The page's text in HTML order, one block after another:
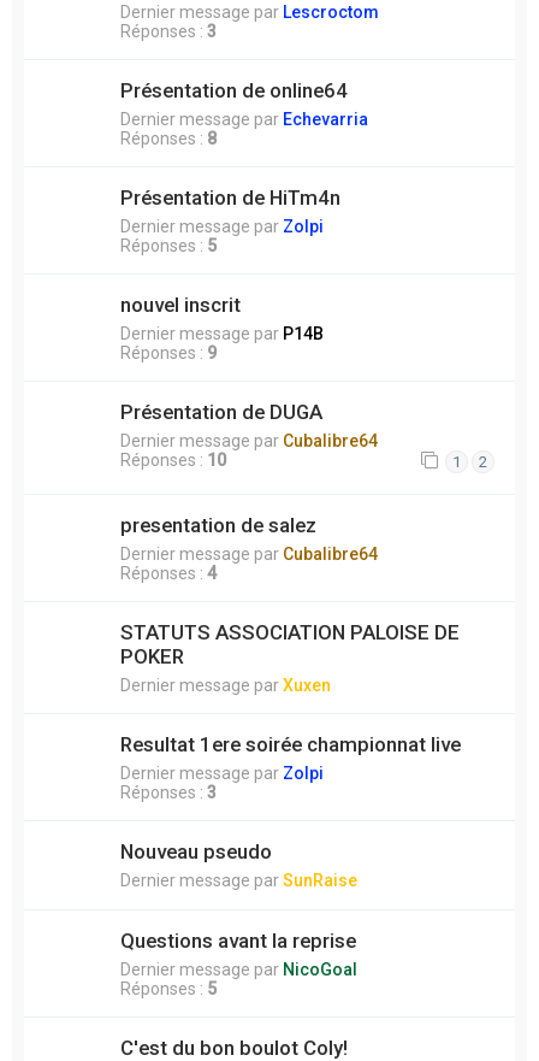
Dernier message par Lescroctom
Réponses : 3
Présentation de online64
Dernier message par Echevarria
Réponses : 8
Présentation de HiTm4n
Dernier message par Zolpi
Réponses : 5
nouvel inscrit
Dernier message par P14B
Réponses : 9
Présentation de DUGA
Dernier message par Cubalibre64
Réponses : 10 1 2
presentation de salez
Dernier message par Cubalibre64
Réponses : 4
STATUTS ASSOCIATION PALOISE DE
POKER
Dernier message parXuxen
Resultat 1ere soirée championnat live
Dernier message par Zolpi
Réponses : 3
Nouveau pseudo
Dernier message parSunRaise
Questions avant la reprise
Dernier message par NicoGoal
Réponses : 5
C'est du bon boulot Coly!